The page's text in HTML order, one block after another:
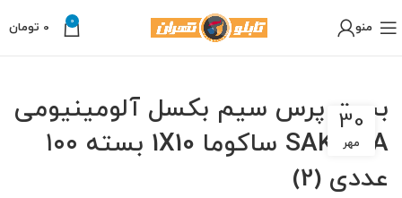
منو 0
0 تومان
بست پرس سیم بکسل آلومینیومی
SAKUMA ساکوما 1X10 بسته ۱۰۰
عددی (2)
30
مهر